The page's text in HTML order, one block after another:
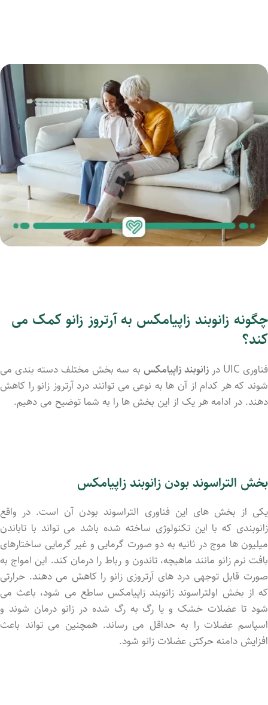
چگونه زانوبند زاپیامکس به آرتروز زانو کمک می
کند؟
فناوری UIC در زانوبند زاپیامکس به سه بخش مختلف دسته بندی می
شوند که هر کدام از آن ها به نوعی می توانند درد آرتروز زانو را کاهش
دهند. در ادامه هر یک از این بخش ها را به شما توضیح می دهیم.
بخش التراسوند بودن زانوبند زاپیامکس
یکی از بخش های این فناوری التراسوند بودن آن است. در واقع
زانوبندی که با این تکنولوژی ساخته شده باشد می تواند با تاباندن
میلیون ها موج در ثانیه به دو صورت گرمایی و غیر گرمایی ساختارهای
بافت نرم زانو مانند ماهیچه، تاندون و رباط را درمان کند. این امواج به
صورت قابل توجهی درد های آرتروزی زانو را کاهش می دهند. حرارتی
که از بخش اولتراسوند زانوبند زاپیامکس ساطع می شود، باعث می
شود تا عضلات خشک و یا رگ به رگ شده در زانو درمان شوند و
اسپاسم عضلات را به حداقل می رساند. همچنین می تواند باعث
افزایش دامنه حرکتی عضلات زانو شود.